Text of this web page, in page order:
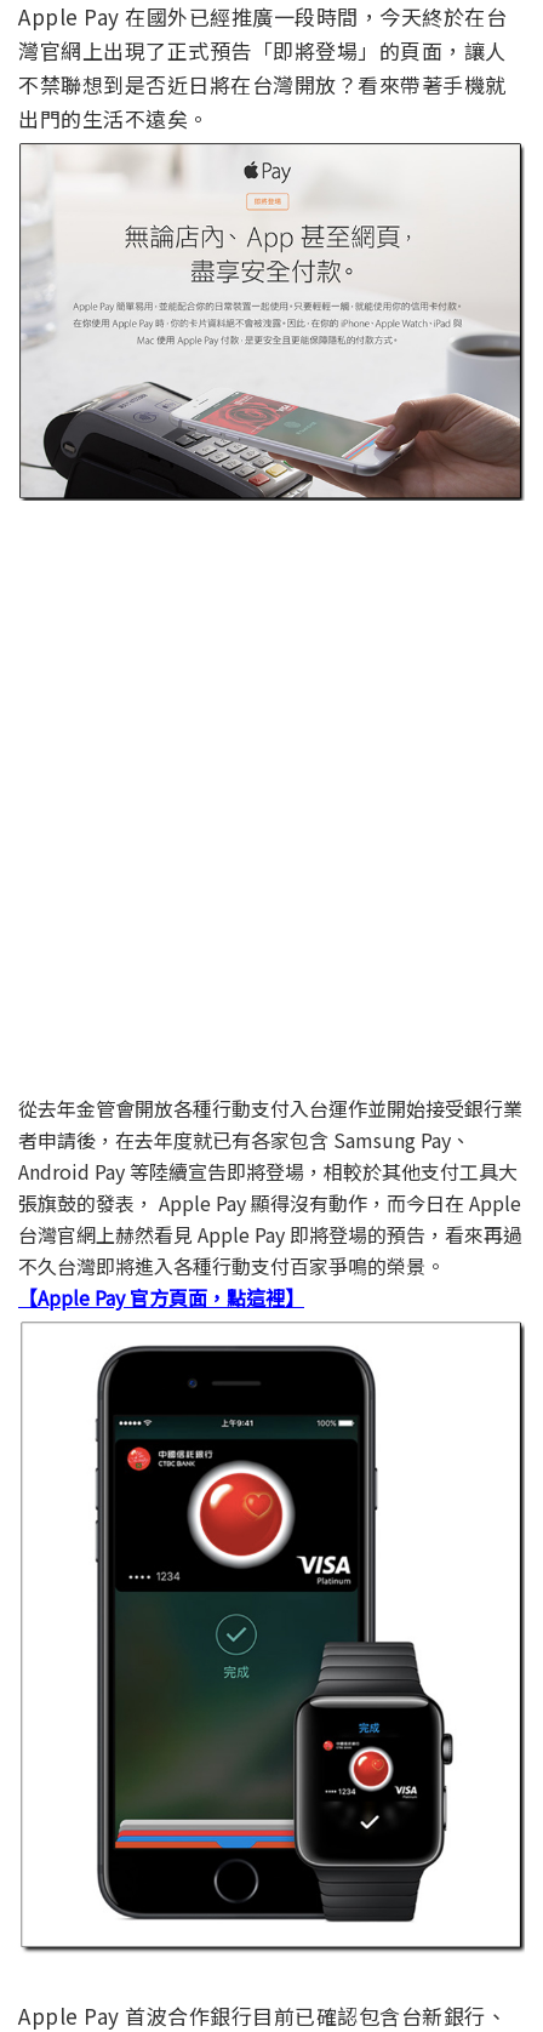
Apple Pay 在國外已經推廣一段時間，今天終於在台
灣官網上出現了正式預告「即將登場」的頁面，讓人
不禁聯想到是否近日將在台灣開放？看來帶著手機就
出門的生活不遠矣。
從去年金管會開放各種行動支付入台運作並開始接受銀行業
者申請後，在去年度就已有各家包含 Samsung Pay、
Android Pay 等陸續宣告即將登場，相較於其他支付工具大
張旗鼓的發表， Apple Pay 顯得沒有動作，而今日在 Apple
台灣官網上赫然看見 Apple Pay 即將登場的預告，看來再過
不久台灣即將進入各種行動支付百家爭鳴的榮景。
【Apple Pay 官方頁面，點這裡】
Apple Pay 首波合作銀行目前已確認包含台新銀行、